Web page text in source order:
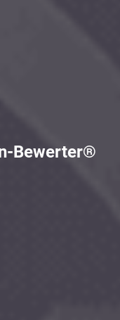
Bewerter®